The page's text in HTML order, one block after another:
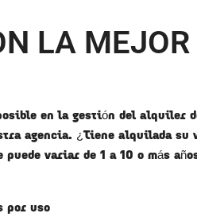
LA
en la gestión del alquiler
agencia. ¿Tiene alquilada su
variar de 1 a 10 o más
por uso